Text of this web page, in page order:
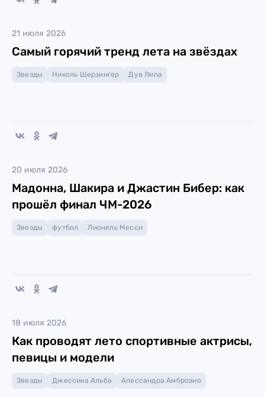
21 июля 2026
Cамый горячий тренд лета на звёздах
Звезды Николь Шерзингер Дуа Липа
20 июля 2026
Мадонна, Шакира и Джастин Бибер: как
прошёл финал ЧМ-2026
Звезды футбол Лионель Месси
18 июля 2026
Как проводят лето спортивные актрисы,
певицы и модели
Звезды Джессика Альба Алессандра Амброзио